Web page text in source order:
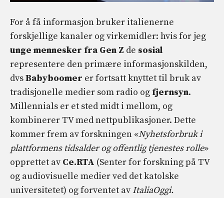
For å få informasjon bruker italienerne
forskjellige kanaler og virkemidler: hvis for jeg
unge mennesker fra Gen Z de sosial
representere den primære informasjonskilden,
dvsBabyboomer er fortsatt knyttet til bruk av
tradisjonelle medier som radio og fjernsyn.
Millennials er et sted midt i mellom, og
kombinerer TV med nettpublikasjoner. Dette
kommer frem av forskningen «Nyhetsforbruk i
plattformens tidsalder og offentlig tjenestes rolle»
opprettet av Ce.RTA (Senter for forskning på TV
og audiovisuelle medier ved det katolske
universitetet) og forventet av ItaliaOggi.